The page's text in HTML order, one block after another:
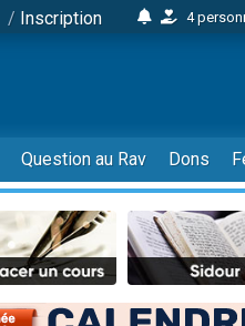
/ Inscription
4
17
4
Il reste
23
Eva vient de
4 personnes
3 personnes
3
Question au Rav Dons